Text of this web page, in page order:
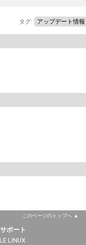
タグ: アップデート情報
このページのトップへ
ポート
LINUX